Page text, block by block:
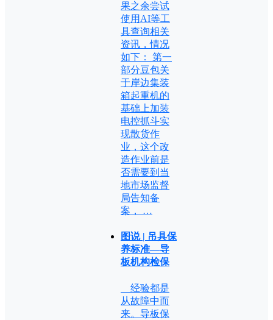
果之余尝试
使用AI等工
具查询相关
资讯，情况
如下： 第一
部分豆包关
于岸边集装
箱起重机的
基础上加装
电控抓斗实
现散货作
业，这个改
造作业前是
否需要到当
地市场监督
局告知备
案， …
图说 | 吊具保
养标准—导
板机构检保
经验都是
从故障中而
来。导板保